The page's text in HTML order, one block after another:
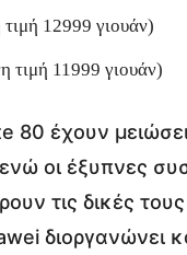
12999 γιουάν)
τιμή 11999 γιουάν)
80 έχουν
οι έξυπνες
τις δικές
διοργανώνει